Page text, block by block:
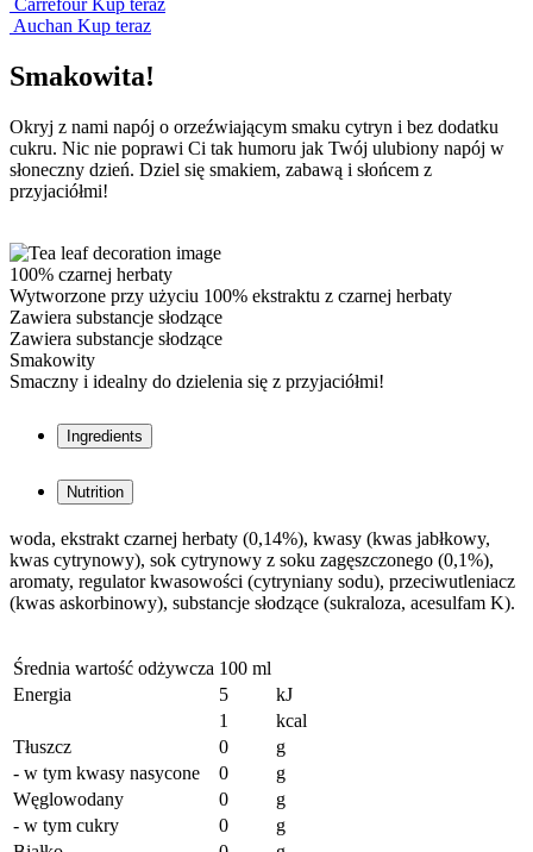
Carrefour Kup teraz
Auchan Kup teraz
Smakowita!
Okryj z nami napój o orzeźwiającym smaku cytryn i bez dodatku
cukru. Nic nie poprawi Ci tak humoru jak Twój ulubiony napój w
słoneczny dzień. Dziel się smakiem, zabawą i słońcem z
przyjaciółmi!
100% czarnej herbaty
Wytworzone przy użyciu 100% ekstraktu z czarnej herbaty
Zawiera substancje słodzące
Zawiera substancje słodzące
Smakowity
Smaczny i idealny do dzielenia się z przyjaciółmi!
Ingredients
Nutrition
woda, ekstrakt czarnej herbaty (0,14%), kwasy (kwas jabłkowy,
kwas cytrynowy), sok cytrynowy z soku zagęszczonego (0,1%),
aromaty, regulator kwasowości (cytryniany sodu), przeciwutleniacz
(kwas askorbinowy), substancje słodzące (sukraloza, acesulfam K).
Średnia wartość odżywcza 100 ml
Energia
5
kJ
1
kcal
Tłuszcz
0
g
- w tym kwasy nasycone
0
g
Węglowodany
0
g
- w tym cukry
0
g